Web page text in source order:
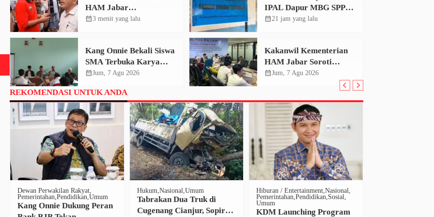
HAM Jabar
Tindaklanjuti Konflik
Berkeadilan
calendar_month3 menit yang lalu
IPAL Dapur MBG SPPG
Sukamaju, Korcam Sebut
calendar_month 21 jam yang lalu
Kang Onnie Bekali Siswa
SMA Terbuka Karya
Bakti Haurwangi dengan
calendar_monthJum, 7 Agu 2026
Kakanwil Kementerian
HAM Jabar Soroti
Dugaan Pencemaran
calendar_monthJum, 7 Agu 2026
REKOMENDASI UNTUK ANDA
Dewan Perwakilan Rakyat
Pemerintahan Pendidikan Umum
Kang Onnie Dukung Peran
Hukum Nasional Umum
Tabrakan Dua Truk di
Cugenang Cianjur, Sopir
Hiburan / Entertainment Nasional
Pemerintahan Pendidikan Sosial
Umum
KDM Launching Program